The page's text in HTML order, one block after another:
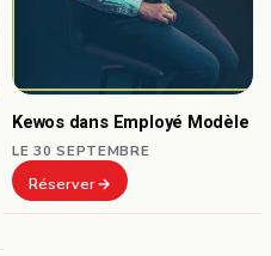
Kewos dans Employé Modèle
LE 30 SEPTEMBRE
Réserver